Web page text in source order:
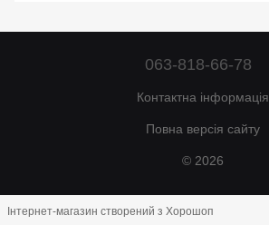
063-818-66-78
Контактна інформація
Повна версія сайту
© 2026
Інтернет-магазин створений з Хорошоп